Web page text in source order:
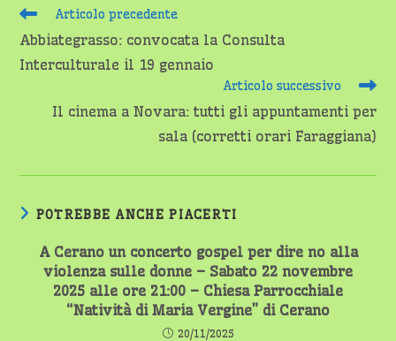
Leggi
articoli
Articolo precedente
Abbiategrasso: convocata la Consulta
Interculturale il 19 gennaio
Articolo successivo
Il cinema a Novara: tutti gli appuntamenti per
sala (corretti orari Faraggiana)
POTREBBE ANCHE PIACERTI
A Cerano un concerto gospel per dire no alla
violenza sulle donne – Sabato 22 novembre
2025 alle ore 21:00 – Chiesa Parrocchiale
“Natività di Maria Vergine” di Cerano
20/11/2025